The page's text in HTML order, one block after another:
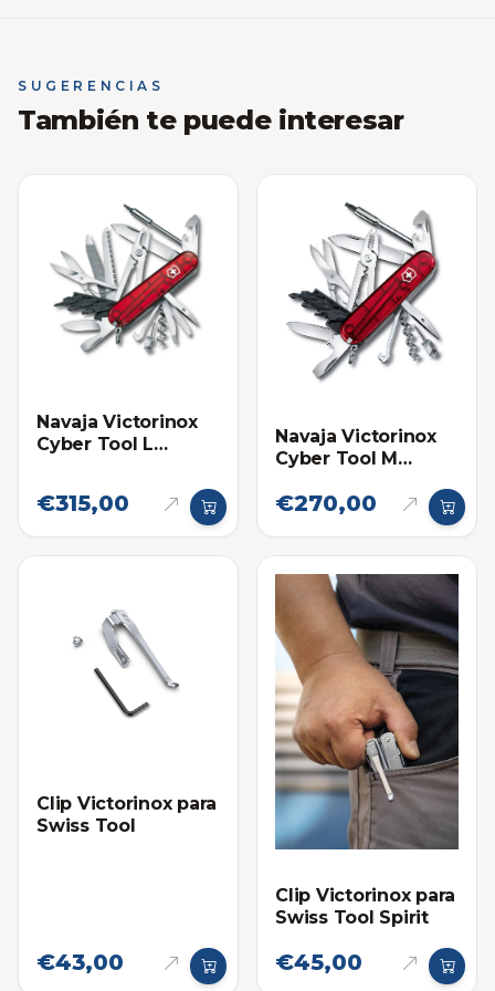
SUGERENCIAS
También te puede interesar
Navaja Victorinox
Cyber Tool L
€315,00
Navaja Victorinox
Cyber Tool M
€270,00
Clip Victorinox para
Swiss Tool
€43,00
Clip Victorinox para
Swiss Tool Spirit
€45,00